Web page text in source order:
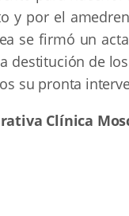
y por el
se firmó un
de
su pronta
Clínica